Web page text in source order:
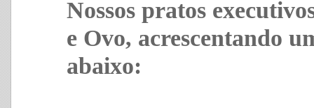
Nossos pratos
e Ovo, acrescentando
abaixo: